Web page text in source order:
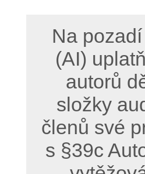
Na
(AI)
autorů
složky
členů své
s §39c